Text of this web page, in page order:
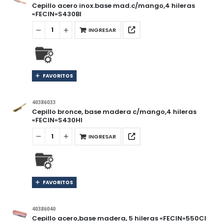
Cepillo acero inox.base mad.c/mango,4 hileras
«FECIN»S430BI
INGRESAR
FAVORITOS
40386033
Cepillo bronce, base madera c/mango,4 hileras
«FECIN»S430HI
INGRESAR
FAVORITOS
40386040
Cepillo acero,base madera, 5 hileras «FECIN»550CI